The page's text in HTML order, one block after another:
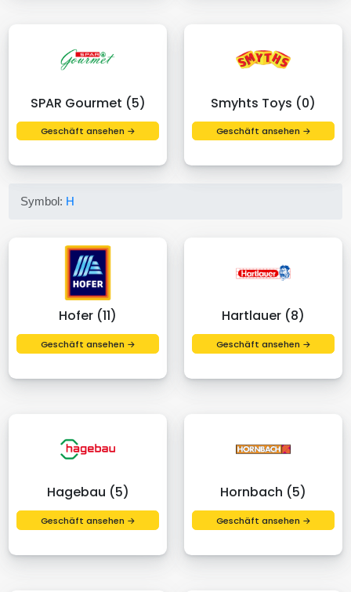
SPAR Gourmet (5)
Geschäft ansehen →
Smyhts Toys (0)
Geschäft ansehen →
Symbol: H
Hofer (11)
Geschäft ansehen →
Hartlauer (8)
Geschäft ansehen →
Hagebau (5)
Geschäft ansehen →
Hornbach (5)
Geschäft ansehen →